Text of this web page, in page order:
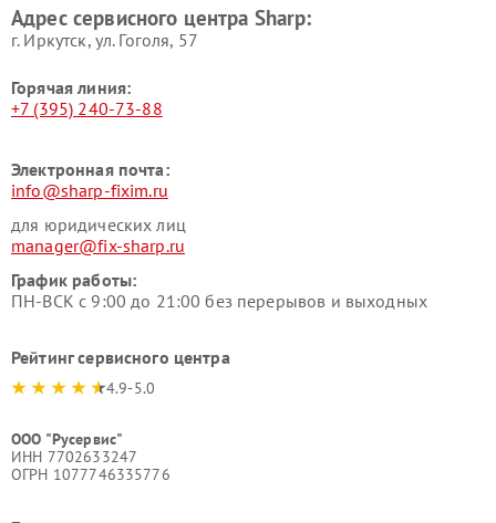
Адрес сервисного центра Sharp:
г. Иркутск, ул. ​Гоголя, 57
Горячая линия:
+7 (395) 240-73-88
Электронная почта:
info@sharp-fixim.ru
для юридических лиц
manager@fix-sharp.ru
График работы:
ПН-ВСК с 9:00 до 21:00 без перерывов и выходных
Рейтинг сервисного центра
4.9-5.0
ООО "Русервис"
ИНН 7702633247
ОГРН 1077746335776